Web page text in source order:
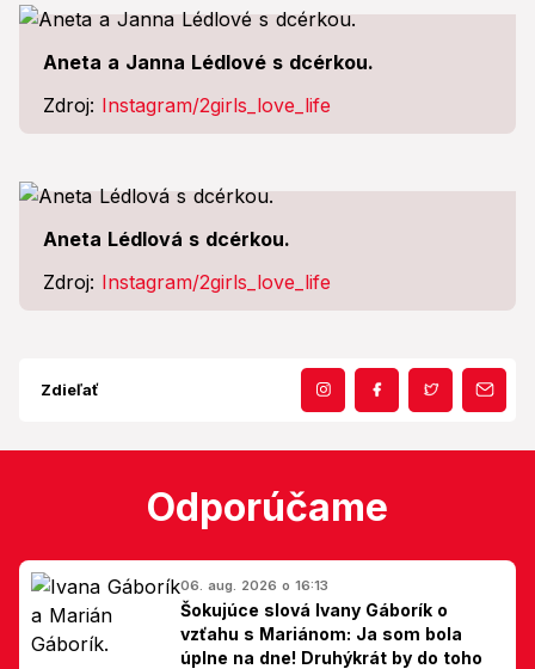
Aneta a Janna Lédlové s dcérkou.
Zdroj: Instagram/2girls_love_life
Aneta Lédlová s dcérkou.
Zdroj: Instagram/2girls_love_life
Zdieľať
Odporúčame
06. aug. 2026 o 16:13
Šokujúce slová Ivany Gáborík o
vzťahu s Mariánom: Ja som bola
úplne na dne! Druhýkrát by do toho